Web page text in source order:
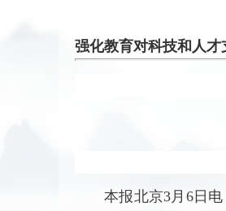
强化教育对科技和人
本报北京3月6日